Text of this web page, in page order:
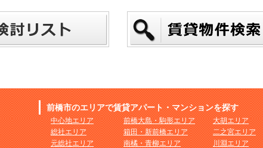
前橋市のエリアで賃貸アパート・マンションを探す
中心地エリア
総社エリア
元総社エリア
前橋大島・駒形エリア
箱田・新前橋エリア
南橘・青柳エリア
大胡エリア
二之宮エリア
川淵エリア